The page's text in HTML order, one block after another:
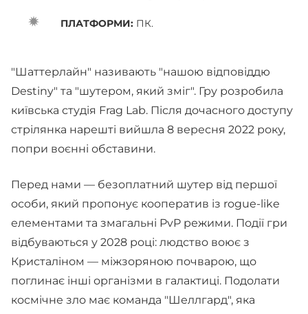
ПЛАТФОРМИ: ПК.
"Шаттерлайн" називають "нашою відповіддю
Destiny" та "шутером, який зміг". Гру розробила
київська студія Frag Lab. Після дочасного доступу
стрілянка нарешті вийшла 8 вересня 2022 року,
попри воєнні обставини.
Перед нами — безоплатний шутер від першої
особи, який пропонує кооператив із rogue-like
елементами та змагальні PvP режими. Події гри
відбуваються у 2028 році: людство воює з
Кристаліном — міжзоряною почварою, що
поглинає інші організми в галактиці. Подолати
космічне зло має команда "Шеллгард", яка